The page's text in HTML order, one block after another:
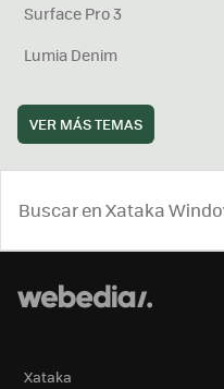
Surface Pro 3
Lumia Denim
VER MÁS TEMAS
Xataka